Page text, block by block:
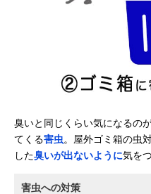
臭いと同じくらい気になるの
てくる害虫。屋外ゴミ箱の虫
した臭いが出ないように気を
害虫への対策